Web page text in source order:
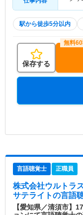
駅から徒歩5分以内
保存する
言語聴覚士 正職員
株式会社ウルトラ
サテライトの言語
【愛知県／清須市】